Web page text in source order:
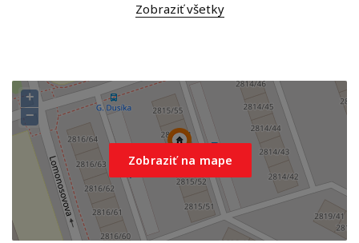
Zobraziť všetky
Zobraziť na mape
+
−